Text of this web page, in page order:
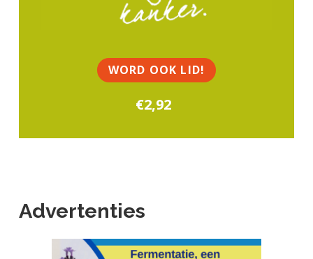
e
d
e
WORD OOK LID!
€2,92
Advertenties